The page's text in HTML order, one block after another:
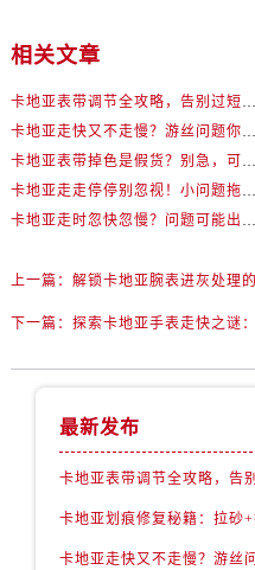
相关文章
上一篇： 解锁卡地亚腕表进灰处理
下一篇： 探索卡地亚手表走快之谜
最新发布
卡地亚表带调节全攻略，告